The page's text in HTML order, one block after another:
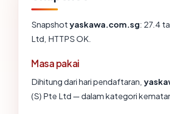
Snapshotyaskawa.com.sg: 27.4
Ltd, HTTPS OK.
Masa pakai
Dihitung dari hari pendaftaran,
(S) Pte Ltd — dalam kategori